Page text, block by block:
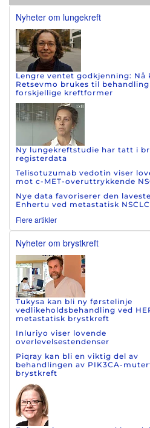
Nyheter om lungekreft
Lengre ventet godkjenning: Nå
Retsevmo brukes til
forskjellige kreftformer
Ny lungekreftstudie har tatt i
registerdata
Telisotuzumab vedotin viser
mot c-MET-overuttrykkende
Nye data favoriserer den
Enhertu ved metastatisk NSCLC
Flere artikler
Nyheter om brystkreft
Tukysa kan bli ny førstelinje
vedlikeholdsbehandling ved
metastatisk brystkreft
Inluriyo viser lovende
overlevelsestendenser
Piqray kan bli en viktig del av
behandlingen av PIK3CA-
brystkreft